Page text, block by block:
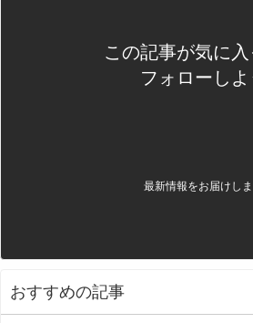
この記事が気に入
フォローしよ
最新情報をお届けし
おすすめの記事